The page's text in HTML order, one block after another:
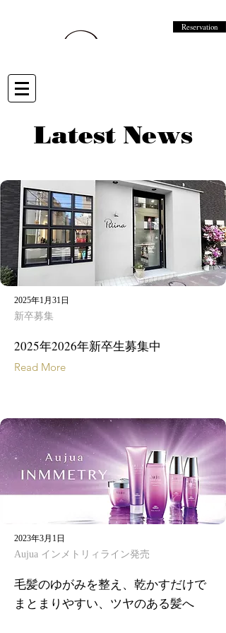
Reservation
Latest News
2025年1月31日
新卒募集
2025年2026年新卒生募集中
Read More
2023年3月1日
Aujua インメトリィライン発売
毛髪のゆがみを整え、乾かすだけで
まとまりやすい、ツヤのある髪へ